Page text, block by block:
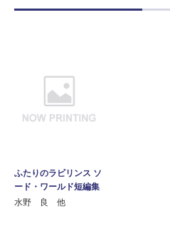
ふたりのラビリンス ソ
ード・ワールド短編集
水野 良 他